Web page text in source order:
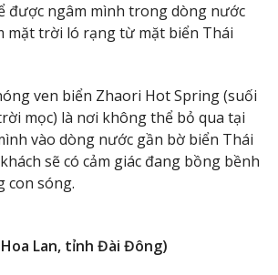
được ngâm mình trong dòng nước
mặt trời ló rạng từ mặt biển Thái
ven biển Zhaori Hot Spring (suối
mọc) là nơi không thể bỏ qua tại
vào dòng nước gần bờ biển Thái
sẽ có cảm giác đang bồng bềnh
con sóng.
Lan, tỉnh Đài Đông)